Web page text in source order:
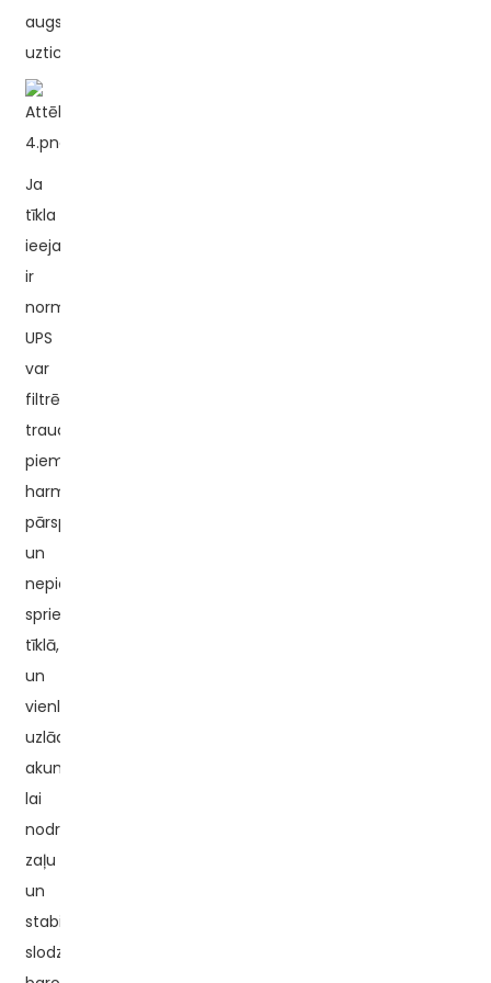
augstu
uzticamību.
Ja
tīkla
ieeja
ir
normāla,
UPS
var
filtrēt
traucējumus,
piemēram,
harmonikas,
pārspriegumu
un
nepietiekamu
spriegumu
tīklā,
un
vienlaikus
uzlādēt
akumulatoru,
lai
nodrošinātu
zaļu
un
stabilu
slodzes